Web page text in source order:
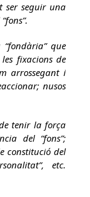
ser seguir una
que
fixacions de
arrossegant i
nusos
tenir la força
del “fons”;
constitució del
etc.